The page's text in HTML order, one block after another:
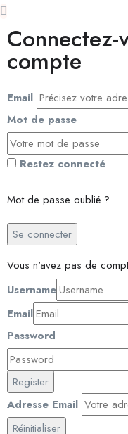
compte
Email
Mot de passe
Restez connecté
Mot de passe oublié ?
Se connecter
Vous n'avez pas de
Username
Email
Password
Register
Adresse Email
Réinitialiser